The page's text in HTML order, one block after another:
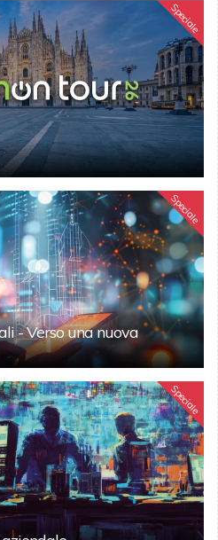
Speciale
Speciale
- Verso una nuova
Speciale